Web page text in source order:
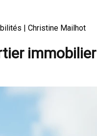
| Christine Mailhot